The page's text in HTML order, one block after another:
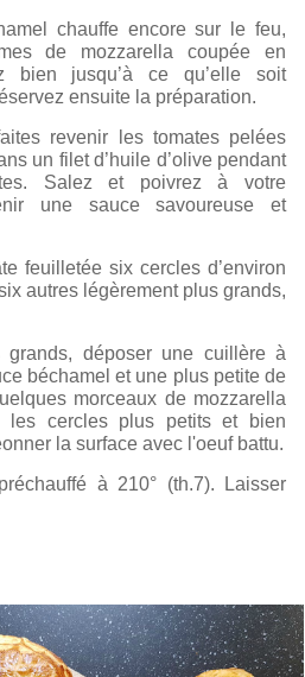
chauffe encore sur le feu,
de mozzarella coupée en
bien jusqu’à ce qu’elle soit
ensuite la préparation.
revenir les tomates pelées
un filet d’huile d’olive pendant
Salez et poivrez à votre
une sauce savoureuse et
feuilletée six cercles d’environ
autres légèrement plus grands,
déposer une cuillère à
béchamel et une plus petite de
morceaux de mozzarella
les cercles plus petits et bien
la surface avec l'oeuf battu.
à 210° (th.7). Laisser